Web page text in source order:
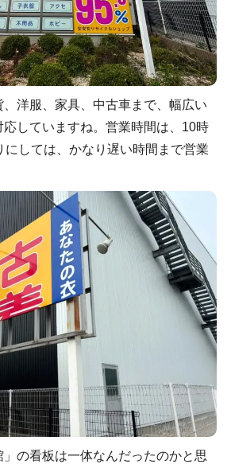
洋服、家具、中古車まで、幅広い
応していますね。営業時間は、10時
にしては、かなり遅い時間まで営業
の看板は一体なんだったのかと思